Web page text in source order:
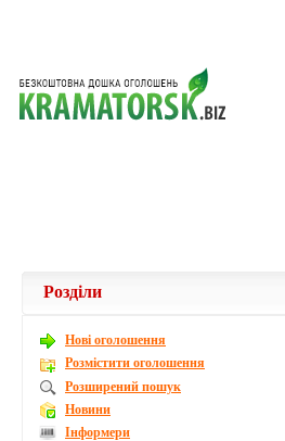
Розділи
Новi оголошення
Розмістити оголошення
Розширений пошук
Новини
Інформери